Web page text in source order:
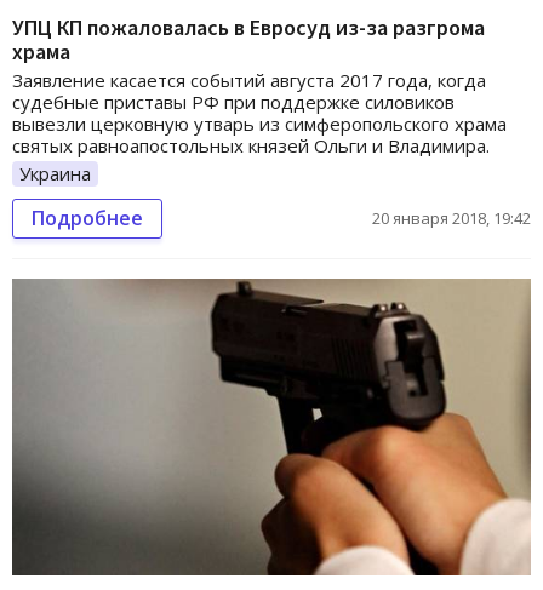
УПЦ КП пожаловалась в Евросуд из-за разгрома
храма
Заявление касается событий августа 2017 года, когда
судебные приставы РФ при поддержке силовиков
вывезли церковную утварь из симферопольского храма
святых равноапостольных князей Ольги и Владимира.
Украина
Подробнее 20 января 2018, 19:42